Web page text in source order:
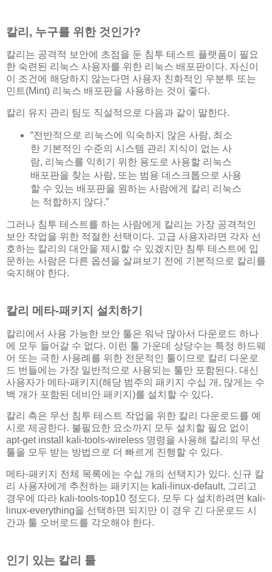
칼리, 누구를 위한 것인가?
칼리는 공격적 보안에 초점을 둔 침투 테스트 플랫폼이 필요
한 숙련된 리눅스 사용자를 위한 리눅스 배포판이다. 자신이
이 조건에 해당하지 않는다면 사용자 친화적인 우분투 또는
민트(Mint) 리눅스 배포판을 사용하는 것이 좋다.
칼리 유지 관리 팀도 직설적으로 다음과 같이 말한다.
“전반적으로 리눅스에 익숙하지 않은 사람, 최소
한 기본적인 수준의 시스템 관리 지식이 없는 사
람, 리눅스를 익히기 위한 용도로 사용할 리눅스
배포판을 찾는 사람, 또는 범용 데스크톱으로 사용
할 수 있는 배포판을 원하는 사람에게 칼리 리눅스
는 적합하지 않다.”
그러나 침투 테스트를 하는 사람에게 칼리는 가장 공격적인
보안 작업을 위한 적절한 선택이다. 고급 사용자라면 각자 선
호하는 칼리의 대안을 제시할 수 있겠지만 침투 테스트에 입
문하는 사람은 다른 옵션을 살펴보기 전에 기본적으로 칼리를
숙지해야 한다.
칼리 메타-패키지 설치하기
칼리에서 사용 가능한 보안 툴은 워낙 많아서 다운로드 하나
에 모두 들어갈 수 없다. 이런 툴 가운데 상당수는 특정 하드웨
어 또는 극한 사용례를 위한 전문적인 툴이므로 칼리 다운로
드 번들에는 가장 일반적으로 사용되는 툴만 포함된다. 대신
사용자가 메타-패키지(해당 범주의 패키지 수십 개, 많게는 수
백 개가 포함된 데비안 패키지)를 설치할 수 있다.
칼리 측은 무선 침투 테스트 작업을 위한 칼리 다운로드를 예
시로 제공한다. 불필요한 요소까지 모두 설치할 필요 없이
apt-get install kali-tools-wireless 명령을 사용해 칼리의 무선
툴을 모두 받는 방법으로 더 빠르게 진행할 수 있다.
메타-패키지 전체 목록에는 수십 개의 선택지가 있다. 신규 칼
리 사용자에게 추천하는 패키지는 kali-linux-default, 그리고
경우에 따라 kali-tools-top10 정도다. 모두 다 설치하려면 kali-
linux-everything을 선택하면 되지만 이 경우 긴 다운로드 시
간과 툴 오버로드를 각오해야 한다.
인기 있는 칼리 툴